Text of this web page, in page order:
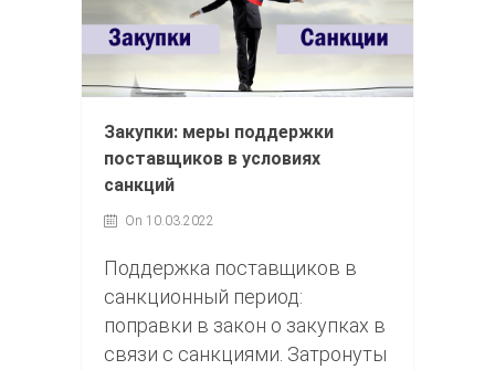
Закупки: меры поддержки
поставщиков в условиях
санкций
On 10.03.2022
Поддержка поставщиков в
санкционный период:
поправки в закон о закупках в
связи с санкциями. Затронуты